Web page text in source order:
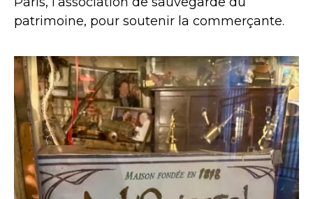
patrimoine, pour soutenir la commerçante.